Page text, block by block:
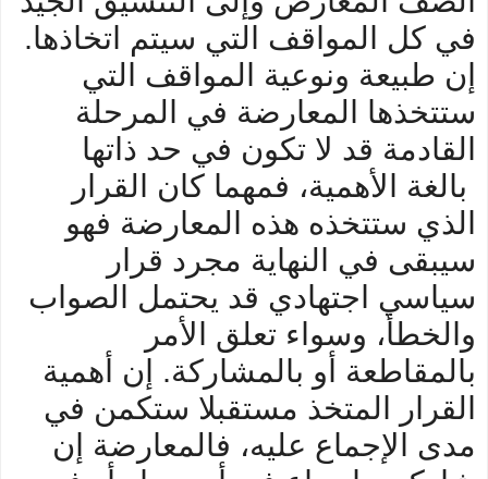
في كل المواقف التي سيتم اتخاذها.
إن طبيعة ونوعية المواقف التي
ستتخذها المعارضة في المرحلة
القادمة قد لا تكون في حد ذاتها
بالغة الأهمية، فمهما كان القرار
الذي ستتخذه هذه المعارضة فهو
سيبقى في النهاية مجرد قرار
سياسي اجتهادي قد يحتمل الصواب
والخطأ، وسواء تعلق الأمر
بالمقاطعة أو بالمشاركة. إن أهمية
القرار المتخذ مستقبلا ستكمن في
مدى الإجماع عليه، فالمعارضة إن